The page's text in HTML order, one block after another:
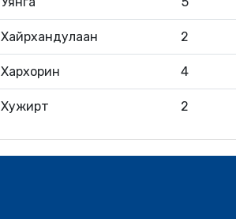
Хайрхандулаан 2
Хархорин 4
Хужирт 2